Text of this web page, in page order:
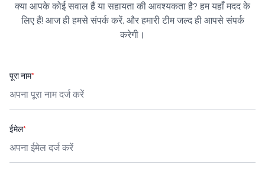
क्या आपके कोई सवाल हैं या सहायता की आवश्यकता है? हम यहाँ मदद के
लिए हैं! आज ही हमसे संपर्क करें, और हमारी टीम जल्द ही आपसे संपर्क
करेगी।
पूरा नाम*
ईमेल*